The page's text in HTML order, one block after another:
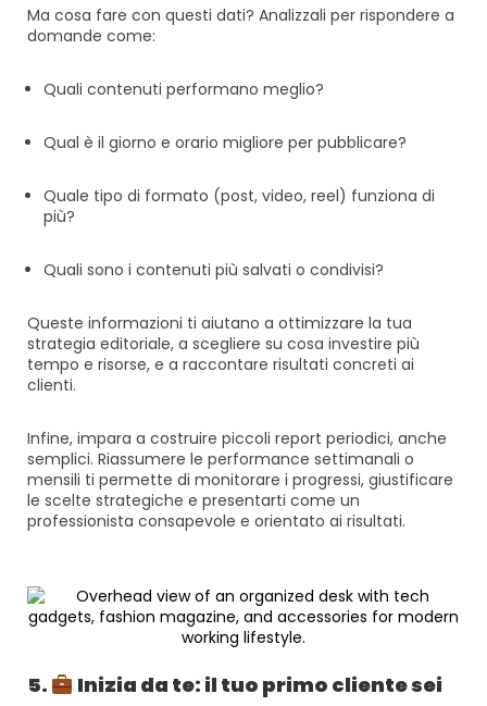
Ma cosa fare con questi dati? Analizzali per rispondere a
domande come:
Quali contenuti performano meglio?
Qual è il giorno e orario migliore per pubblicare?
Quale tipo di formato (post, video, reel) funziona di
più?
Quali sono i contenuti più salvati o condivisi?
Queste informazioni ti aiutano a ottimizzare la tua
strategia editoriale, a scegliere su cosa investire più
tempo e risorse, e a raccontare risultati concreti ai
clienti.
Infine, impara a costruire piccoli report periodici, anche
semplici. Riassumere le performance settimanali o
mensili ti permette di monitorare i progressi, giustificare
le scelte strategiche e presentarti come un
professionista consapevole e orientato ai risultati.
5.
Inizia da te: il tuo primo cliente sei